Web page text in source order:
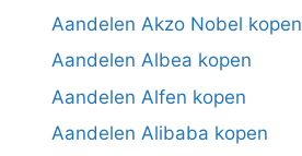
Aandelen Akzo Nobel kopen
Aandelen Albea kopen
Aandelen Alfen kopen
Aandelen Alibaba kopen